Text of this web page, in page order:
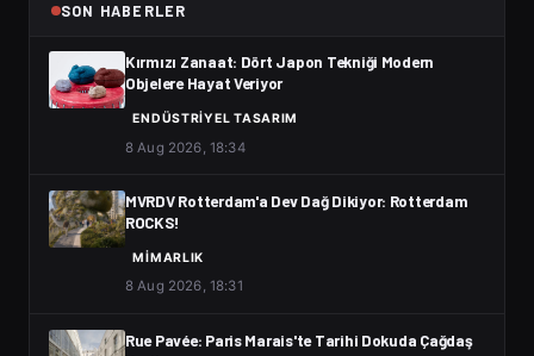
SON HABERLER
Kırmızı Zanaat: Dört Japon Tekniği Modern
Objelere Hayat Veriyor
ENDÜSTRIYEL TASARIM
8 Aug 2026, 18:34
MVRDV Rotterdam'a Dev Dağ Dikiyor: Rotterdam
ROCKS!
MIMARLIK
8 Aug 2026, 18:31
Rue Pavée: Paris Marais'te Tarihi Dokuda Çağdaş